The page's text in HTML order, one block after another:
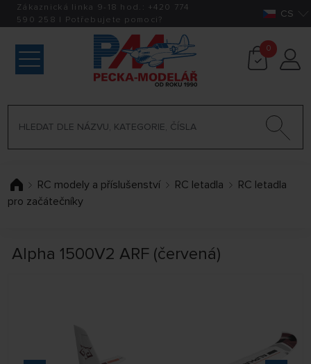
Zákaznická linka 9-18 hod.: +420 774
590 258 | Potřebujete pomoci? CS
0
RC modely a příslušenství RC letadla
RC letadla
pro začátečníky
Alpha 1500V2 ARF (červená)